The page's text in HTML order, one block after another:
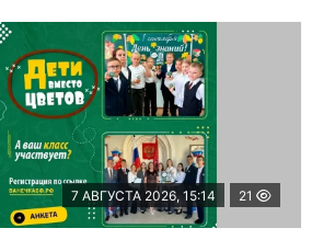
7 АВГУСТА 2026, 15:14 21